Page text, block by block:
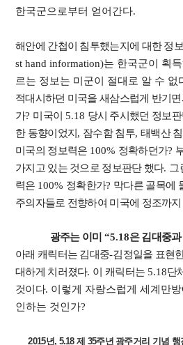
한국군으로부터 얻어간다.
해안에 간첩이 침투했는지에 대한 정
st hand information)는 한국군이 획
르는 정보는 미군이 절대로 알 수 없
적대시하던 미국을 새삼스럽게 반기
가? 미국이 5.18 당시 주시했던 정보
한 동향이었지 , 잠수함 침투, 태백산침
미국의 정보력은 100% 정확하던가?
가지고 있는 것으로 정보판단 했다. 그
력은 100% 정확한가? 막다른 골목에
주의자들로 전향하여 미국에 정조까
광주는 이미 “5.18은 김대중
아래 캐릭터는 김대중-김정일을 표현
대하게 치러졌다. 이 캐릭터는 5.18단
것이다. 이렇게 자랑스럽게 세계만
인하는 것인가?
2015년, 5.18 제 35주년 광주거리 기념